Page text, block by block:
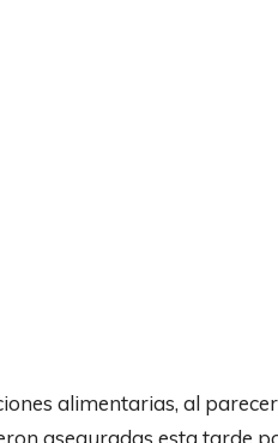
alimentarias, al parecer
aseguradas esta tarde